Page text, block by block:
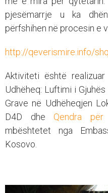
pjesëmarrje u ka
përfshihen në procesin e
http://qeverismire.info/
Aktiviteti është
Udhëheq: Luftimi i
Grave në Udhëheqjen
D4D dheQendra
mbështetet nga
Kosovo.